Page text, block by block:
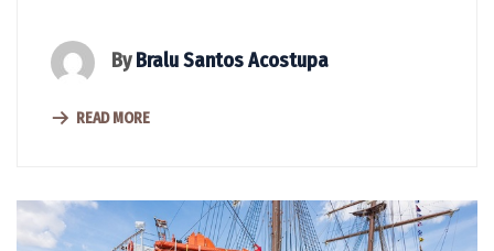
ByBralu Santos Acostupa
READ MORE